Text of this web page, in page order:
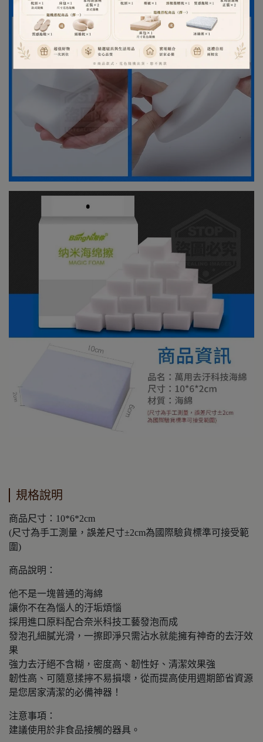
規格說明
商品尺寸：10*6*2cm
(尺寸為手工測量，誤差尺寸±2cm為國際驗貨標準可接受範
圍)
商品說明：
他不是一塊普通的海綿
讓你不在為惱人的汙垢煩惱
採用進口原料配合奈米科技工藝發泡而成
發泡孔細膩光滑，一擦即淨只需沾水就能擁有神奇的去汙效
果
強力去汙絕不含糊，密度高、韌性好、清潔效果強
韌性高、可隨意揉擰不易損壞，從而提高使用週期節省資源
是您居家清潔的必備神器！
注意事項：
建議使用於非食品接觸的器具。